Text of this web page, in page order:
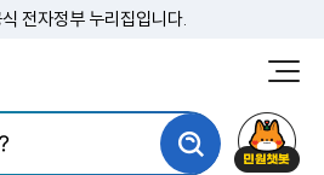
전자정부 누리집입니다.
?
원